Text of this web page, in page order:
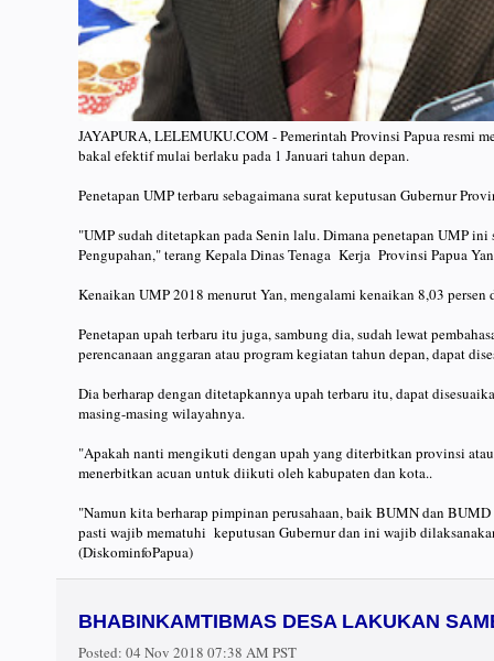
JAYAPURA, LELEMUKU.COM - Pemerintah Provinsi Papua resmi
bakal efektif mulai berlaku pada 1 Januari tahun depan.
Penetapan UMP terbaru sebagaimana surat keputusan Gubernur
"UMP sudah ditetapkan pada Senin lalu. Dimana penetapan UMP
Pengupahan," terang Kepala Dinas Tenaga Kerja Provinsi Papua
Kenaikan UMP 2018 menurut Yan, mengalami kenaikan 8,03
Penetapan upah terbaru itu juga, sambung dia, sudah lewat
perencanaan anggaran atau program kegiatan tahun depan, dapat
Dia berharap dengan ditetapkannya upah terbaru itu, dapat
masing-masing wilayahnya.
"Apakah nanti mengikuti dengan upah yang diterbitkan provinsi
menerbitkan acuan untuk diikuti oleh kabupaten dan kota..
"Namun kita berharap pimpinan perusahaan, baik BUMN dan
pasti wajib mematuhi keputusan Gubernur dan ini wajib
(DiskominfoPapua)
BHABINKAMTIBMAS DESA LAKUKAN
Posted: 04 Nov 2018 07:38 AM PST